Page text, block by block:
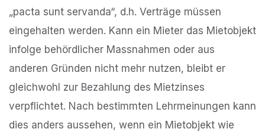
„pacta sunt servanda“, d.h. Verträge müssen
eingehalten werden. Kann ein Mieter das Mietobjekt
infolge behördlicher Massnahmen oder aus
anderen Gründen nicht mehr nutzen, bleibt er
gleichwohl zur Bezahlung des Mietzinses
verpflichtet. Nach bestimmten Lehrmeinungen kann
dies anders aussehen, wenn ein Mietobjekt wie